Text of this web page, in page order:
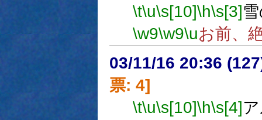
\t\u\s[10]\h\s[3]
\w9\w9\uお前、
03/11/16 20:36
票: 4]
\t\u\s[10]\h\s[4]